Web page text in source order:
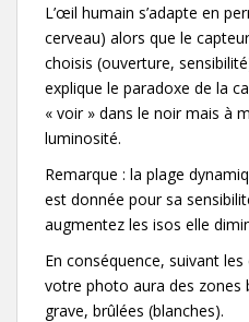
L’œil humain s’adapte en
cerveau) alors que le
choisis (ouverture,
explique le paradoxe de la
« voir » dans le noir mais à
luminosité.
Remarque : la plage
est donnée pour sa
augmentez les isos elle
En conséquence, suivant
votre photo aura des zones
grave, brûlées (blanches).